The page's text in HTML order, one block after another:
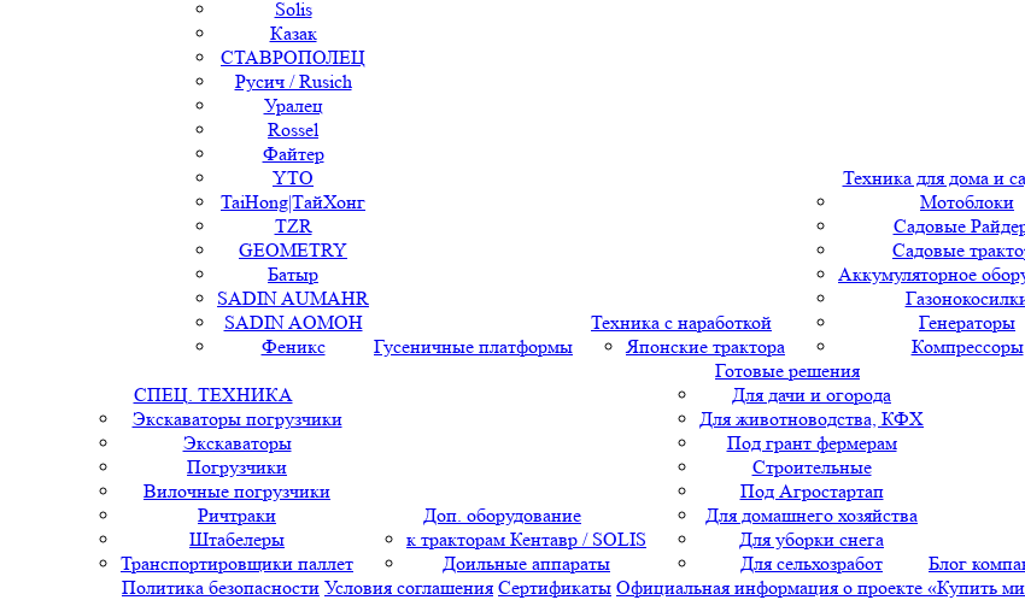
Solis
Казак
СТАВРОПОЛЕЦ
Русич / Rusich
Уралец
Rossel
Файтер
YTO
TaiHong|ТайХонг
TZR
GEOMETRY
Батыр
SADIN AUMAHR
SADIN AOMOH
Феникс
Гусеничные платформы
Техника с наработкой
Японские трактора
Техника для дома и
Мотоблоки
Садовые
Садовые
Аккумуляторное
Генераторы
Компрессоры
СПЕЦ. ТЕХНИКА
Экскаваторы погрузчики
Экскаваторы
Погрузчики
Вилочные погрузчики
Ричтраки
Штабелеры
Транспортировщики паллет
Доп. оборудование
к тракторам Кентавр / SOLIS
Доильные аппараты
Готовые решения
Для дачи и огорода
Для животноводства, КФХ
Под грант фермерам
Строительные
Под Агростартап
Для домашнего хозяйства
Для уборки снега
Для сельхозработ
Блог
Политика безопасности Условия соглашения Сертификаты Официальная информация о проекте «Купить